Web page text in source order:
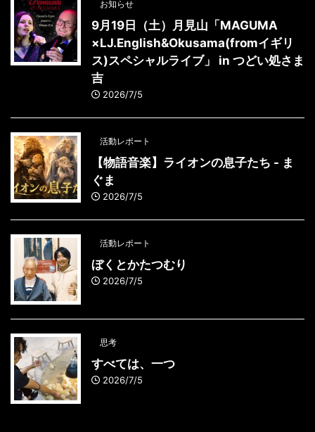
お知らせ
9月19日（土）月見山「MAGUMA
×LJ.English&Okusama(fromイギリ
ス)スペシャルライブ」 in つどい処さま
吉
2026/7/5
活動レポート
【物語音楽】ライオンの息子たち - ま
ぐま
2026/7/5
活動レポート
ぼくとかたつむり
2026/7/5
思考
すべては、一つ
2026/7/5